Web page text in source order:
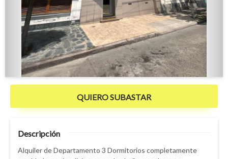
QUIERO SUBASTAR
Descripción
Alquiler de Departamento 3 Dormitorios completamente